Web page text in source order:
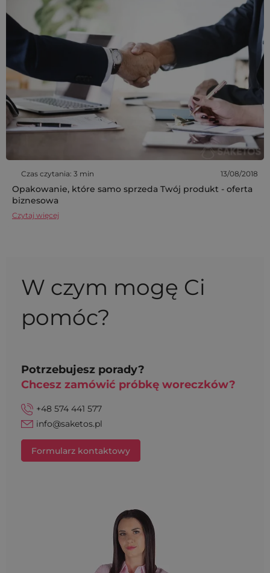
Czas czytania: 3 min 13/08/2018
Opakowanie, które samo sprzeda Twój produkt - oferta
biznesowa
Czytaj więcej
W czym mogę Ci
pomóc?
Potrzebujesz porady?
Chcesz zamówić próbkę woreczków?
+48 574 441 577
info@saketos.pl
Formularz kontaktowy